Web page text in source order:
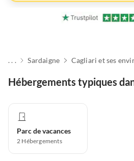
. . . Sardaigne Cagliari et ses
Hébergements typiques
Parc de vacances
2 Hébergements